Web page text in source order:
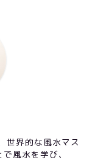
世界的な風水マス
風水を学び、